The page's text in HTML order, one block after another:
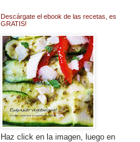
Descárgate el ebook de las recetas, es
GRATIS!
Haz click en la imagen, luego en